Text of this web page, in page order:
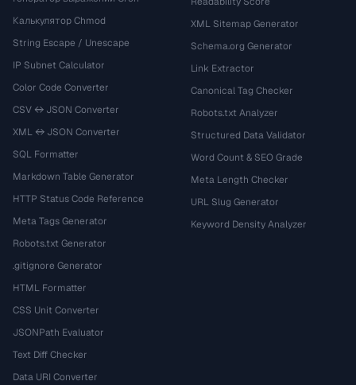
Калькулятор Chmod
String Escape / Unescape
IP Subnet Calculator
Color Code Converter
CSV ↔ JSON Converter
XML ↔ JSON Converter
SQL Formatter
Markdown Table Generator
HTTP Status Code Reference
Meta Tags Generator
Robots.txt Generator
.gitignore Generator
HTML Formatter
CSS Unit Converter
JSONPath Evaluator
Text Diff Checker
Data URI Converter
XML Sitemap Generator
Schema.org Generator
Link Extractor
Canonical Tag Checker
Robots.txt Analyzer
Structured Data Validator
Word Count & SEO Grade
Meta Length Checker
URL Slug Generator
Keyword Density Analyzer